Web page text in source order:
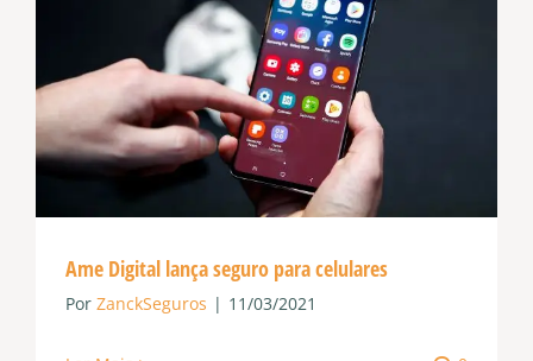
Ame Digital lança seguro para celulares
Por ZanckSeguros | 11/03/2021